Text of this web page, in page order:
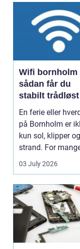
Wifi bornholm
sådan får du
stabilt
på klippeøen
En ferie eller
på Bornholm er
kun sol, klipper og
strand. For
en stabil intern...
03 July 2026